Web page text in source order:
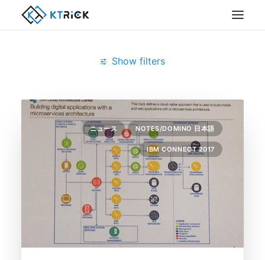
Show filters
ニュース NOTES/DOMINO 日本語
IBM CONNECT 2017